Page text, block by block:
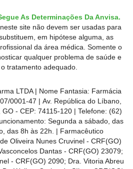
As Determinações Da Anvisa.
site não devem ser usadas para
em hipótese alguma, as
da área médica. Somente o
qualquer problema de saúde e
tratamento adequado.
LTDA | Nome Fantasia: Farmácia
0001-47 | Av. República do Líbano,
- CEP: 74115-120 | Telefone: (62)
Segunda a sábado, das
das 8h às 22h. | Farmacêutico
Oliveira Nunes Cruvinel - CRF(GO)
Dantas - CRF(GO) 23079;
- CRF(GO) 2090; Dra. Vitoria Abreu